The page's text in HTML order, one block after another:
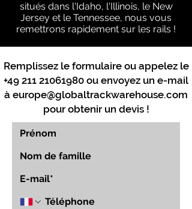
situés dans l'Idaho, l'Illinois, le New
Jersey et le Tennessee, nous vous
remettrons rapidement sur les rails !
Remplissez le formulaire ou appelez le
+49 211 21061980 ou envoyez un e-mail
à europe@globaltrackwarehouse.com
pour obtenir un devis !